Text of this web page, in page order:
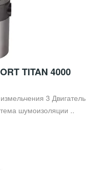
TITAN 4000
3 Двигатель
шумоизоляции ..